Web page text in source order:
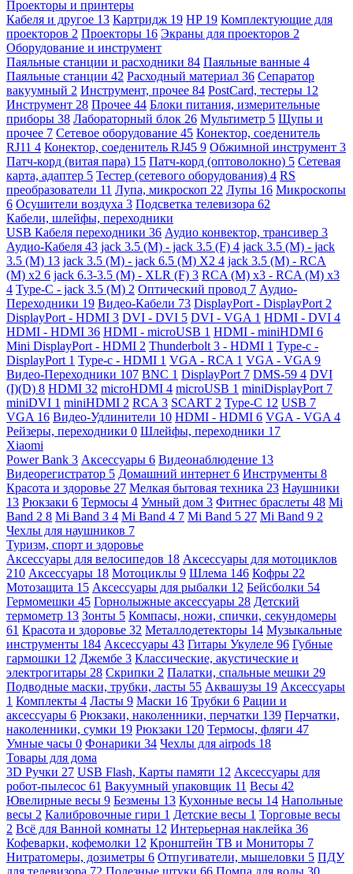
Проекторы и принтеры
Кабеля и другое 13 Картридж 19 HP 19 Комплектующие для
проекторов 2 Проекторы 16 Экраны для проекторов 2
Оборудование и инструмент
Паяльные станции и расходники 84 Паяльные ванные 4
Паяльные станции 42 Расходный материал 36 Сепаратор
вакуумный 2 Инструмент, прочее 84 PostCard, тестеры 12
Инструмент 28 Прочее 44 Блоки питания, измерительные
приборы 38 Лабораторный блок 26 Мультиметр 5 Щупы и
прочее 7 Сетевое оборудование 45 Конектор, соеденитель
RJ11 4 Конектор, соеденитель RJ45 9 Обжимной инструмент 3
Патч-корд (витая пара) 15 Патч-корд (оптоволокно) 5 Сетевая
карта, адаптер 5 Тестер (сетевого оборудования) 4 RS
преобразователи 11 Лупа, микроскоп 22 Лупы 16 Микроскопы
6 Осушители воздуха 3 Подсветка телевизора 62
Кабели, шлейфы, переходники
USB Кабеля переходники 36 Аудио конвектор, трансивер 3
Аудио-Кабеля 43 jack 3.5 (M) - jack 3.5 (F) 4 jack 3.5 (M) - jack
3.5 (M) 13 jack 3.5 (M) - jack 6.5 (M) X2 4 jack 3.5 (M) - RCA
(M) x2 6 jack 6.3-3.5 (M) - XLR (F) 3 RCA (M) x3 - RCA (M) x3
4 Type-C - jack 3.5 (M) 2 Оптический провод 7 Аудио-
Переходники 19 Видео-Кабели 73 DisplayPort - DisplayPort 2
DisplayPort - HDMI 3 DVI - DVI 5 DVI - VGA 1 HDMI - DVI 4
HDMI - HDMI 36 HDMI - microUSB 1 HDMI - miniHDMI 6
Mini DisplayPort - HDMI 2 Thunderbolt 3 - HDMI 1 Type-c -
DisplayPort 1 Type-c - HDMI 1 VGA - RCA 1 VGA - VGA 9
Видео-Переходники 107 BNC 1 DisplayPort 7 DMS-59 4 DVI
(I)(D) 8 HDMI 32 microHDMI 4 microUSB 1 miniDisplayPort 7
miniDVI 1 miniHDMI 2 RCA 3 SCART 2 Type-C 12 USB 7
VGA 16 Видео-Удлинители 10 HDMI - HDMI 6 VGA - VGA 4
Рейзеры, переходники 0 Шлейфы, переходники 17
Xiaomi
Power Bank 3 Аксессуары 6 Видеонаблюдение 13
Видеорегистратор 5 Домашний интернет 6 Инструменты 8
Красота и здоровье 27 Мелкая бытовая техника 23 Наушники
13 Рюкзаки 6 Термосы 4 Умный дом 3 Фитнес браслеты 48 Mi
Band 2 8 Mi Band 3 4 Mi Band 4 7 Mi Band 5 27 Mi Band 9 2
Чехлы для наушников 7
Туризм, спорт и здоровье
Аксессуары для велосипедов 18 Аксессуары для мотоциклов
210 Аксессуары 18 Мотоциклы 9 Шлема 146 Кофры 22
Мотозащита 15 Аксессуары для рыбалки 12 Бейсболки 54
Гермомешки 45 Горнолыжные аксессуары 28 Детский
термометр 13 Зонты 5 Компасы, ножи, спички, секундомеры
61 Красота и здоровье 32 Металлодетекторы 14 Музыкальные
инструменты 184 Аксессуары 43 Гитары Укулеле 96 Губные
гармошки 12 Джембе 3 Классические, акустические и
электрогитары 28 Скрипки 2 Палатки, спальные мешки 29
Подводные маски, трубки, ласты 55 Аквашузы 19 Аксессуары
1 Комплекты 4 Ласты 9 Маски 16 Трубки 6 Рации и
аксессуары 6 Рюкзаки, наколенники, перчатки 139 Перчатки,
наколенники, сумки 19 Рюкзаки 120 Термосы, фляги 47
Умные часы 0 Фонарики 34 Чехлы для airpods 18
Товары для дома
3D Ручки 27 USB Flash, Карты памяти 12 Аксессуары для
робот-пылесос 61 Вакуумный упаковщик 11 Весы 42
Ювелирные весы 9 Безмены 13 Кухонные весы 14 Напольные
весы 2 Калибровочные гири 1 Детские весы 1 Торговые весы
2 Всё для Ванной комнаты 12 Интерьерная наклейка 36
Кофеварки, кофемолки 12 Кронштейн ТВ и Мониторы 7
Нитратомеры, дозиметры 6 Отпугиватели, мышеловки 5 ПДУ
для телевизора 72 Полезные штуки 66 Помпа для воды 30